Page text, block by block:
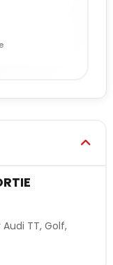
TT, Golf,